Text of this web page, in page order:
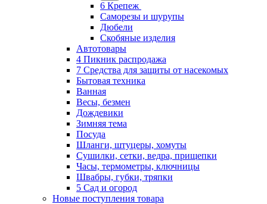
6 Крепеж
Саморезы и шурупы
Дюбели
Скобяные изделия
Автотовары
4 Пикник распродажа
7 Средства для защиты от насекомых
Бытовая техника
Ванная
Весы, безмен
Дождевики
Зимняя тема
Посуда
Шланги, штуцеры, хомуты
Сушилки, сетки, ведра, прищепки
Часы, термометры, ключницы
Швабры, губки, тряпки
5 Сад и огород
Новые поступления товара